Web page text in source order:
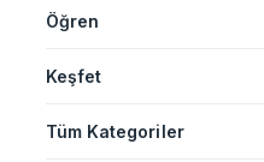
Öğren
Keşfet
Tüm Kategoriler